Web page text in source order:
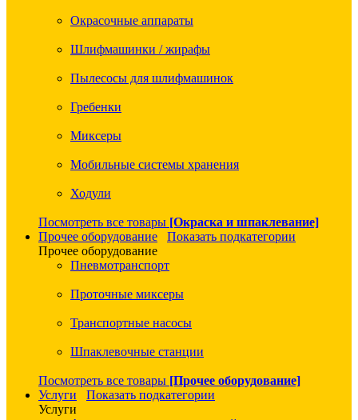
Окрасочные аппараты
Шлифмашинки / жирафы
Пылесосы для шлифмашинок
Гребенки
Миксеры
Мобильные системы хранения
Ходули
Посмотреть все товары [Окраска и шпаклевание]
Прочее оборудование
Показать подкатегории
Прочее оборудование
Пневмотранспорт
Проточные миксеры
Транспортные насосы
Шпаклевочные станции
Посмотреть все товары [Прочее оборудование]
Услуги
Показать подкатегории
Услуги